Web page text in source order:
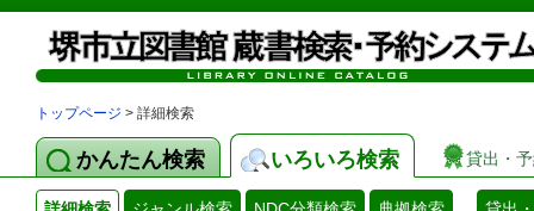
トップページ > 詳細検索
かんたん検索 いろいろ検索 貸出・